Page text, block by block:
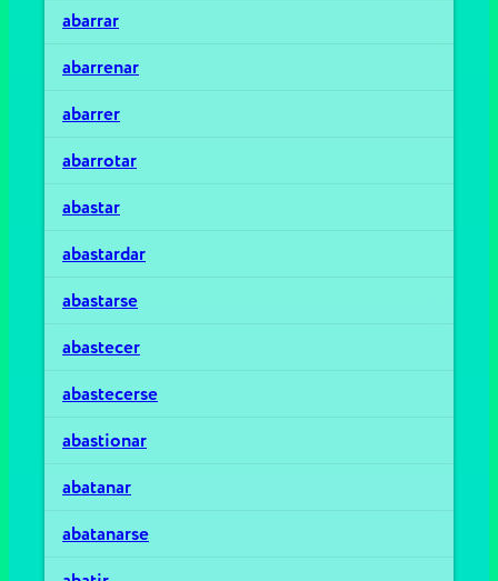
abarrar
abarrenar
abarrer
abarrotar
abastar
abastardar
abastarse
abastecer
abastecerse
abastionar
abatanar
abatanarse